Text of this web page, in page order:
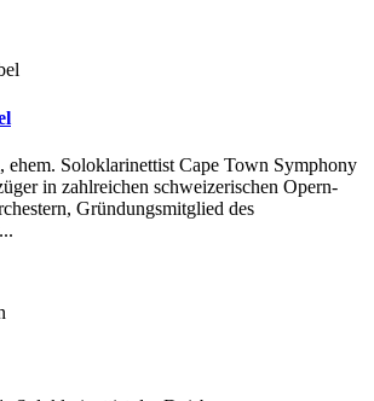
ehem. Soloklarinettist Cape Town Symphony
in zahlreichen schweizerischen Opern-
Gründungsmitglied des